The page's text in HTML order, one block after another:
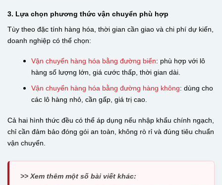
3. Lựa chọn phương thức vận chuyển phù hợp
Tùy theo đặc tính hàng hóa, thời gian cần giao và chi phí dự kiến,
doanh nghiệp có thể chọn:
Vận chuyển hàng hóa bằng đường biển: phù hợp với lô
hàng số lượng lớn, giá cước thấp, thời gian dài.
Vận chuyển hàng hóa bằng đường hàng không: dùng cho
các lô hàng nhỏ, cần gấp, giá trị cao.
Cả hai hình thức đều có thể áp dụng nếu nhập khẩu chính ngạch,
chỉ cần đảm bảo đóng gói an toàn, không rò rỉ và đúng tiêu chuẩn
vận chuyển.
>> Xem thêm một số bài viết khác: